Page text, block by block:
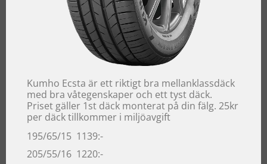
Kumho Ecsta är ett riktigt bra mellanklassdäck
med bra våtegenskaper och ett tyst däck.
Priset gäller 1st däck monterat på din fälg. 25kr
per däck tillkommer i miljöavgift
195/65/15 1139:-
205/55/16 1220:-